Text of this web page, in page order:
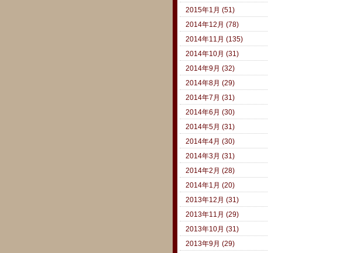
2015年1月 (51)
2014年12月 (78)
2014年11月 (135)
2014年10月 (31)
2014年9月 (32)
2014年8月 (29)
2014年7月 (31)
2014年6月 (30)
2014年5月 (31)
2014年4月 (30)
2014年3月 (31)
2014年2月 (28)
2014年1月 (20)
2013年12月 (31)
2013年11月 (29)
2013年10月 (31)
2013年9月 (29)